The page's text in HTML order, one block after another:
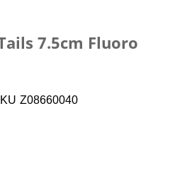
7.5cm Fluoro
Z08660040